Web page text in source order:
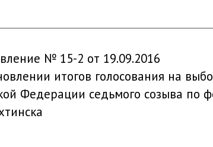
№ 15-2 от 19.09.2016
итогов голосования на
Федерации седьмого созыва по